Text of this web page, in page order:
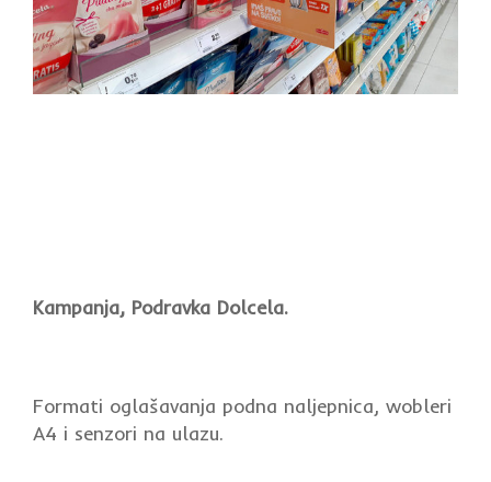
Kampanja, Podravka Dolcela.
Formati oglašavanja podna naljepnica, wobleri
A4 i senzori na ulazu.